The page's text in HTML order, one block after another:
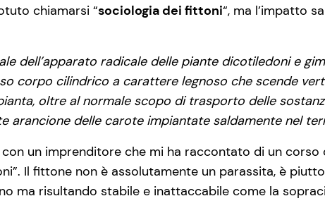
chiamarsi “sociologia dei fittoni“, ma l’impatto
dell’apparato radicale delle piante dicotiledoni e
corpo cilindrico a carattere legnoso che scende
oltre al normale scopo di trasporto delle
arancione delle carote impiantate saldamente nel
un imprenditore che mi ha raccontato di un corso
Il fittone non è assolutamente un parassita, è
ma risultando stabile e inattaccabile come la